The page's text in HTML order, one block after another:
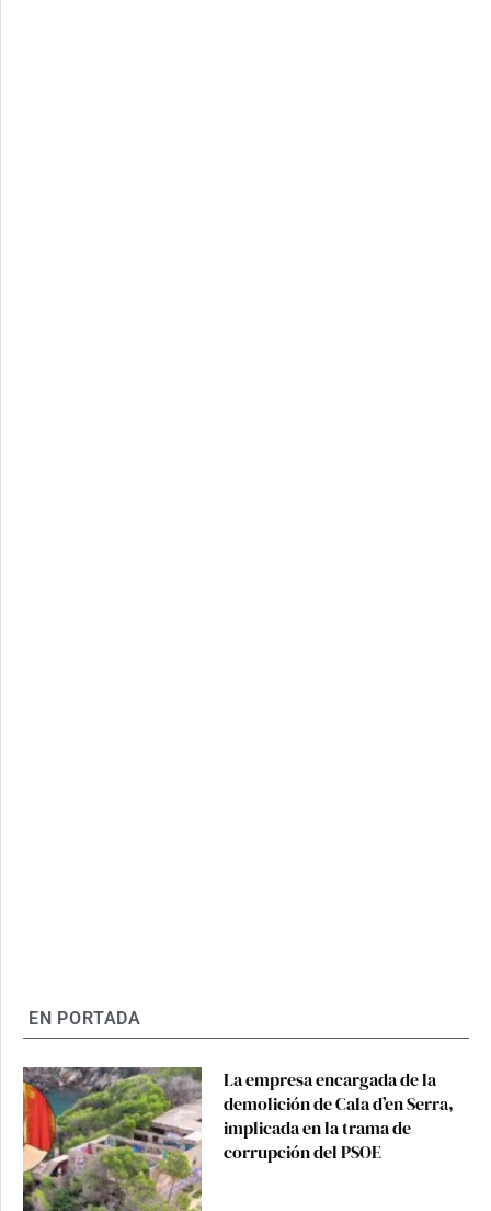
EN PORTADA
La empresa encargada de la
demolición de Cala d’en Serra,
implicada en la trama de
corrupción del PSOE